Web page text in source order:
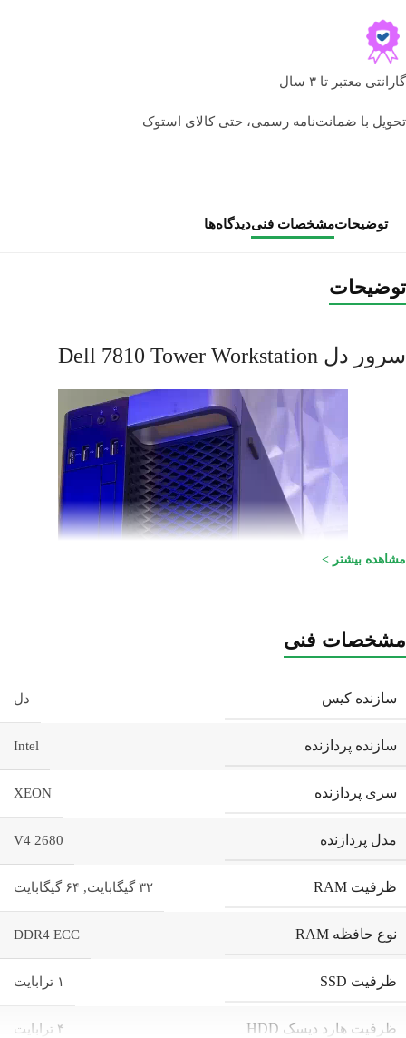
گارانتی معتبر تا ۳ سال
تحویل با ضمانت‌نامه رسمی، حتی کالای استوک
توضیحاتمشخصات فنیدیدگاه‌ها
توضیحات
سرور دل Dell 7810 Tower Workstation
ویدیو
00:41
مشاهده بیشتر >
مشخصات فنی
سازنده کیس دل
سازنده پردازنده Intel
سری پردازنده XEON
مدل پردازنده 2680 V4
ظرفیت RAM ۳۲ گیگابایت , ۶۴ گیگابایت
نوع حافظه RAM DDR4 ECC
ظرفیت SSD ۱ ترابایت
ظرفیت هارد دیسک HDD ۴ ترابایت